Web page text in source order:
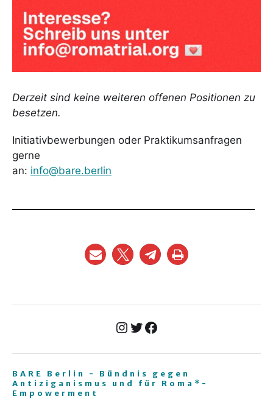
Derzeit sind keine weiteren offenen Positionen zu
besetzen.
Initiativbewerbungen oder Praktikumsanfragen
gerne
an: info@bare.berlin
BARE Berlin - Bündnis gegen
Antiziganismus und für Roma*-
Empowerment